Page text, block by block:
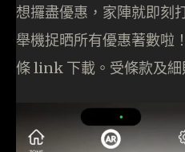
想攞盡優惠，家陣就即刻
舉機捉晒所有優惠著數啦
條 link 下載。受條款及細